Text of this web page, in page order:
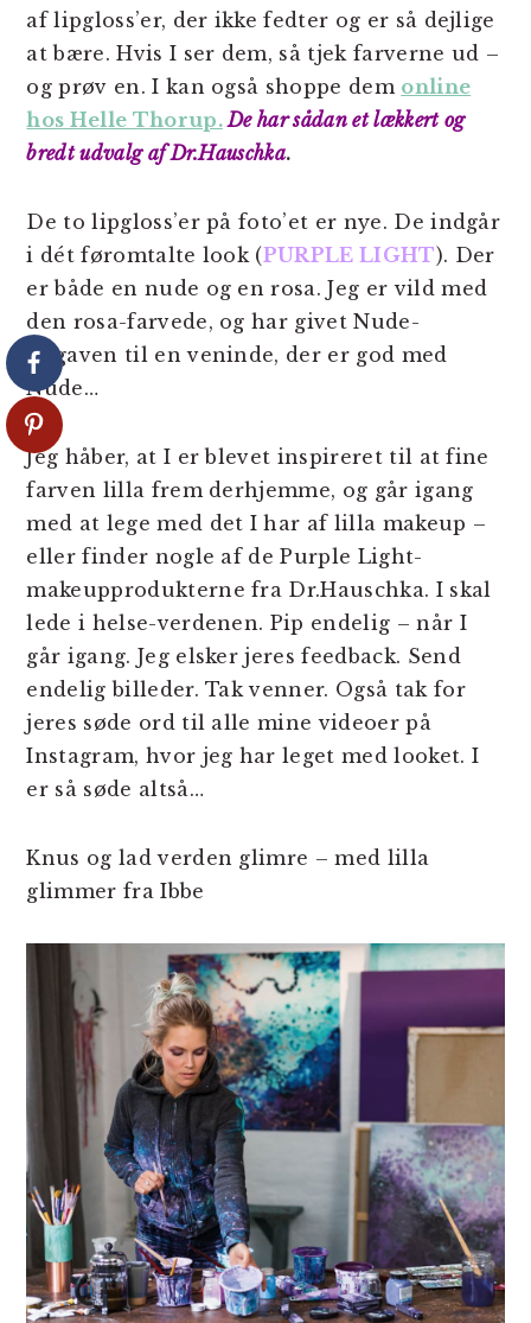
af lipgloss’er, der ikke fedter og er så dejlige
at bære. Hvis I ser dem, så tjek farverne ud –
og prøv en. I kan også shoppe dem online
hos Helle Thorup. De har sådan et lækkert og
bredt udvalg af Dr.Hauschka.
De to lipgloss’er på foto’et er nye. De indgår
i dét føromtalte look (PURPLE LIGHT). Der
er både en nude og en rosa. Jeg er vild med
den rosa-farvede, og har givet Nude-
udgaven til en veninde, der er god med
Nude…
Jeg håber, at I er blevet inspireret til at fine
farven lilla frem derhjemme, og går igang
med at lege med det I har af lilla makeup –
eller finder nogle af de Purple Light-
makeupprodukterne fra Dr.Hauschka. I skal
lede i helse-verdenen. Pip endelig – når I
går igang. Jeg elsker jeres feedback. Send
endelig billeder. Tak venner. Også tak for
jeres søde ord til alle mine videoer på
Instagram, hvor jeg har leget med looket. I
er så søde altså…
Knus og lad verden glimre – med lilla
glimmer fra Ibbe